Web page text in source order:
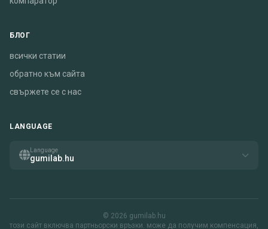
БЛОГ
всички статии
обратно към сайта
свържете се с нас
LANGUAGE
Language
gumilab.hu
© 2026 gumilab.hu
този сайт включва партньорски връзки. може да получим компенсация,